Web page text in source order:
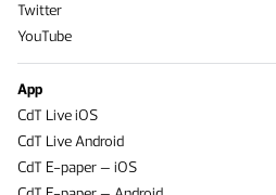
Twitter
YouTube
App
CdT Live iOS
CdT Live Android
CdT E-paper – iOS